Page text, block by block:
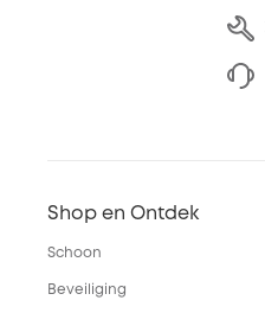
Shop en Ontdek
Schoon
Beveiliging